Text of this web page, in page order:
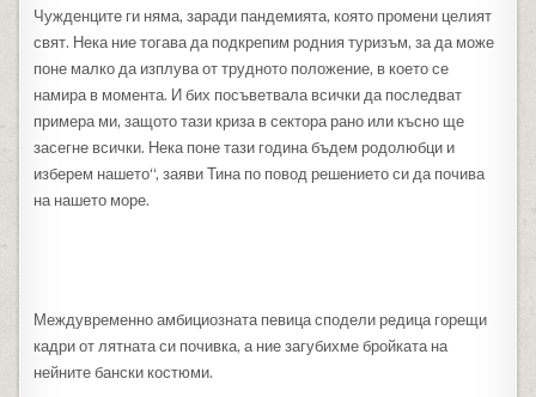
Чужденците ги няма, заради пандемията, която промени целият
свят. Нека ние тогава да подкрепим родния туризъм, за да може
поне малко да изплува от трудното положение, в което се
намира в момента. И бих посъветвала всички да последват
примера ми, защото тази криза в сектора рано или късно ще
засегне всички. Нека поне тази година бъдем родолюбци и
изберем нашето“, заяви Тина по повод решението си да почива
на нашето море.
Междувременно амбициозната певица сподели редица горещи
кадри от лятната си почивка, а ние загубихме бройката на
нейните бански костюми.